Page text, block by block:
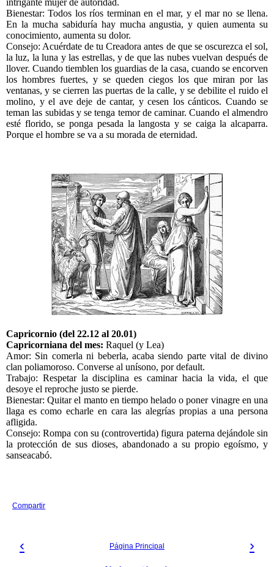
intrigante mujer de autoridad.
Bienestar:Todos los ríos terminan en el mar, y el mar no se llena.
En la mucha sabiduría hay mucha angustia, y quien aumenta su
conocimiento, aumenta su dolor.
Consejo: Acuérdate de tu Creadora antes de que se oscurezca el sol,
la luz, la luna y las estrellas, y de que las nubes vuelvan después de
llover. Cuando tiemblen los guardias de la casa, cuando se encorven
los hombres fuertes, y se queden ciegos los que miran por las
ventanas, y se cierren las puertas de la calle, y se debilite el ruido el
molino, y el ave deje de cantar, y cesen los cánticos. Cuando se
teman las subidas y se tenga temor de caminar. Cuando el almendro
esté florido, se ponga pesada la langosta y se caiga la alcaparra.
Porque el hombre se va a su morada de eternidad.
Capricornio (del 22.12 al 20.01)
Capricorniana del mes: Raquel (y Lea)
Amor: Sin comerla ni beberla, acaba siendo parte vital de divino
clan poliamoroso. Converse al unísono, por default.
Trabajo: Respetar la disciplina es caminar hacia la vida, el que
desoye el reproche justo se pierde.
Bienestar: Quitar el manto en tiempo helado o poner vinagre en una
llaga es como echarle en cara las alegrías propias a una persona
afligida.
Consejo: Rompa con su (controvertida) figura paterna dejándole sin
la protección de sus dioses, abandonado a su propio egoísmo, y
sanseacabó.
Compartir
‹ ›
Página Principal